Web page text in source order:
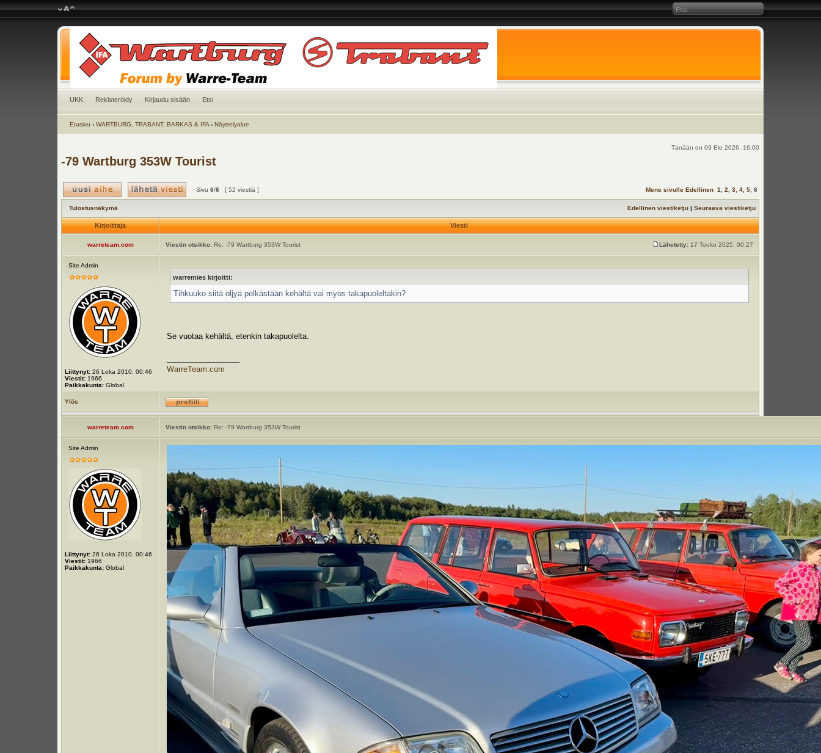
UKK Rekisteröidy Kirjaudu sisään Etsi
Etusivu ‹ WARTBURG, TRABANT, BARKAS & IFA ‹ Näyttelyalue
Tänään on 09 Elo 2026, 16:00
-79 Wartburg 353W Tourist
Sivu6/6 [ 52 viestiä ] Mene sivulle Edellinen 1 ,2 ,3 ,4 ,5 ,6
Tulostusnäkymä Edellinen viestiketju |Seuraava viestiketju
Kirjoittaja Viesti
warreteam.com Viestin otsikko: Re: -79 Wartburg 353W Tourist Lähetetty: 17 Touko 2025, 00:27
Site Admin
Liittynyt: 26 Loka 2010, 00:46
Viestit: 1966
Paikkakunta: Global
warremies kirjoitti:
Tihkuuko siitä öljyä pelkästään kehältä vai myös takapuoleltakin?
Se vuotaa kehältä, etenkin takapuolelta.
WarreTeam.com
Ylös
warreteam.com Viestin otsikko: Re: -79 Wartburg 353W Tourist
Site Admin
Liittynyt: 26 Loka 2010, 00:46
Viestit: 1966
Paikkakunta: Global